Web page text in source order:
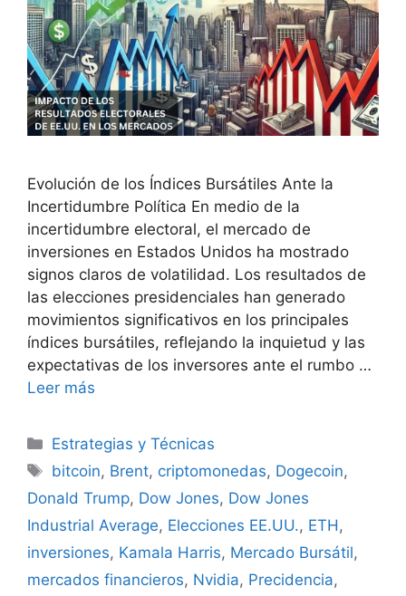
Evolución de los Índices Bursátiles Ante la
Incertidumbre Política En medio de la
incertidumbre electoral, el mercado de
inversiones en Estados Unidos ha mostrado
signos claros de volatilidad. Los resultados de
las elecciones presidenciales han generado
movimientos significativos en los principales
índices bursátiles, reflejando la inquietud y las
expectativas de los inversores ante el rumbo …
Leer más
Categorías
Estrategias y Técnicas
Etiquetas
bitcoin, Brent, criptomonedas, Dogecoin,
Donald Trump, Dow Jones, Dow Jones
Industrial Average, Elecciones EE.UU., ETH ,
inversiones, Kamala Harris, Mercado Bursátil,
mercados financieros, Nvidia, Precidencia,